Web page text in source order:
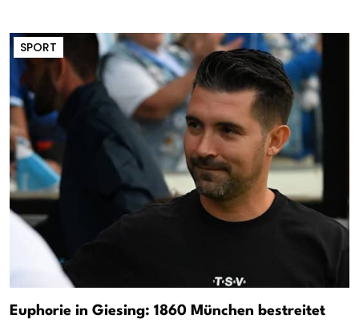
SPORT
Euphorie in Giesing: 1860 München bestreitet